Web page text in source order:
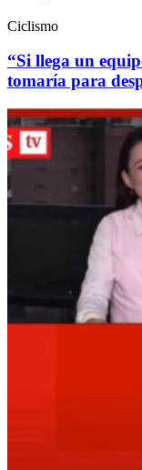
Ciclismo
“Si llega un
tomaría para